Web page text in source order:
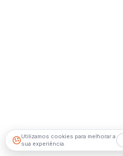
Utilizamos cookies para melhorar a
sua experiência.